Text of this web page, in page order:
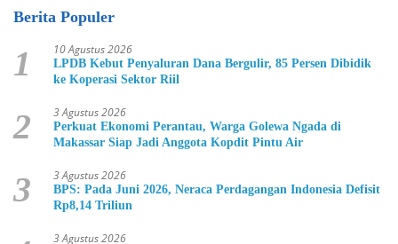
Berita Populer
1 10 Agustus 2026
LPDB Kebut Penyaluran Dana Bergulir, 85 Persen Dibidik
ke Koperasi Sektor Riil
2 3 Agustus 2026
Perkuat Ekonomi Perantau, Warga Golewa Ngada di
Makassar Siap Jadi Anggota Kopdit Pintu Air
3 3 Agustus 2026
BPS: Pada Juni 2026, Neraca Perdagangan Indonesia Defisit
Rp8,14 Triliun
3 Agustus 2026